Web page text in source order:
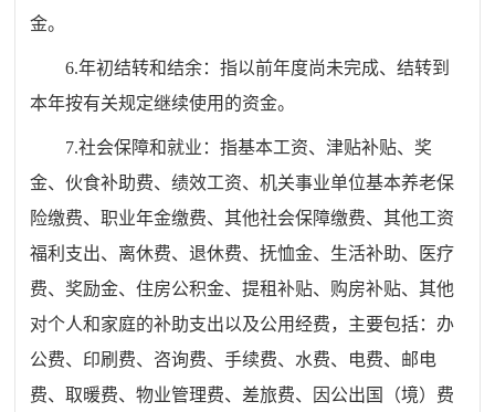
金。
6.年初结转和结余：指以前年度尚未完成、结转到
本年按有关规定继续使用的资金。
7.社会保障和就业：指基本工资、津贴补贴、奖
金、伙食补助费、绩效工资、机关事业单位基本养老保
险缴费、职业年金缴费、其他社会保障缴费、其他工资
福利支出、离休费、退休费、抚恤金、生活补助、医疗
费、奖励金、住房公积金、提租补贴、购房补贴、其他
对个人和家庭的补助支出以及公用经费，主要包括：办
公费、印刷费、咨询费、手续费、水费、电费、邮电
费、取暖费、物业管理费、差旅费、因公出国（境）费